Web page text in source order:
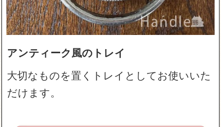
アンティーク風のトレイ
大切なものを置くトレイとしてお使いいた
だけます。